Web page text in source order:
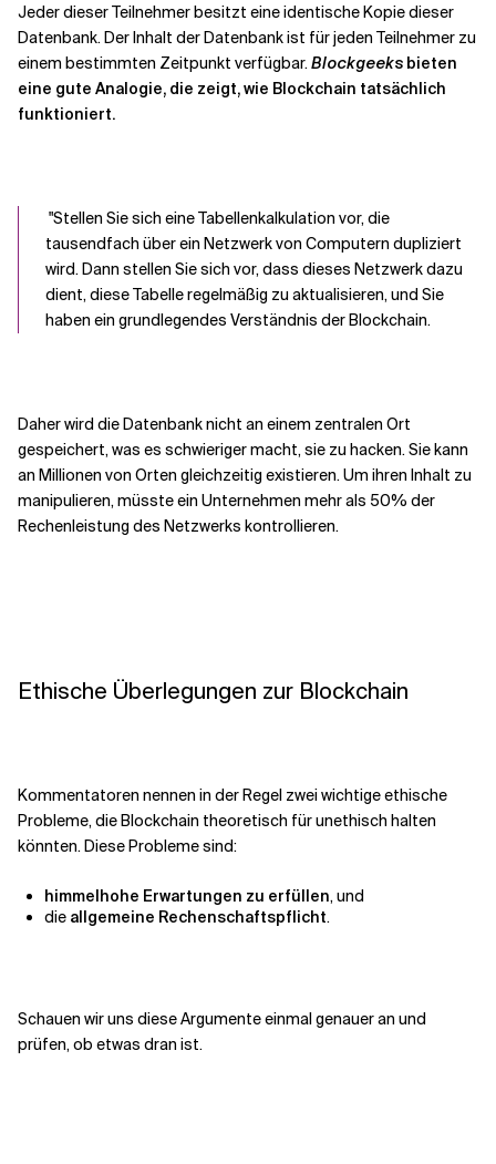
Jeder dieser Teilnehmer besitzt eine identische Kopie dieser
Datenbank. Der Inhalt der Datenbank ist für jeden Teilnehmer zu
einem bestimmten Zeitpunkt verfügbar.Blockgeeks bieten
eine gute Analogie, die zeigt, wie Blockchain tatsächlich
funktioniert.
"Stellen Sie sich eine Tabellenkalkulation vor, die
tausendfach über ein Netzwerk von Computern dupliziert
wird. Dann stellen Sie sich vor, dass dieses Netzwerk dazu
dient, diese Tabelle regelmäßig zu aktualisieren, und Sie
haben ein grundlegendes Verständnis der Blockchain.
Daher wird die Datenbank nicht an einem zentralen Ort
gespeichert, was es schwieriger macht, sie zu hacken. Sie kann
an Millionen von Orten gleichzeitig existieren. Um ihren Inhalt zu
manipulieren, müsste ein Unternehmen mehr als 50% der
Rechenleistung des Netzwerks kontrollieren.
Ethische Überlegungen zur Blockchain
Kommentatoren nennen in der Regel zwei wichtige ethische
Probleme, die Blockchain theoretisch für unethisch halten
könnten. Diese Probleme sind:
himmelhohe Erwartungen zu erfüllen, und
die allgemeine Rechenschaftspflicht.
Schauen wir uns diese Argumente einmal genauer an und
prüfen, ob etwas dran ist.